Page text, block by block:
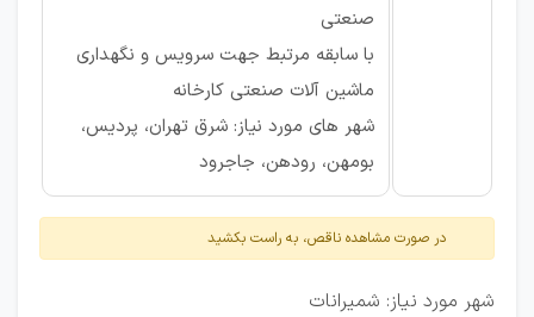
صنعتی
با سابقه مرتبط جهت سرویس و نگهداری
ماشین آلات صنعتی کارخانه
شهر های مورد نیاز: شرق تهران، پردیس،
بومهن، رودهن، جاجرود
در صورت مشاهده ناقص، به راست بکشید
شهر مورد نیاز: شمیرانات